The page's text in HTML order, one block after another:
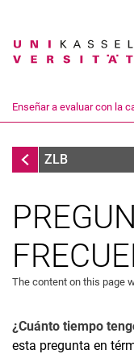
Search term
Enseñar a evaluar con la
Enseñar a evaluar
ZLB
The content on this page
¿Cuánto tiempo
esta pregunta en